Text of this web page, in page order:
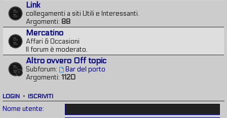
Link
collegamenti a siti Utili e Interessanti.
Argomenti: 88
Mercatino
Affari & Occasioni
Il forum è moderato.
Altro ovvero Off topic
Subforum:
Bar del porto
Argomenti: 1120
LOGIN • ISCRIVITI
Nome utente: